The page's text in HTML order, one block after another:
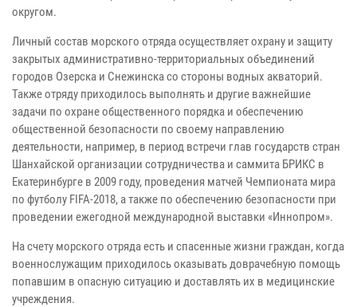
округом.
Личный состав морского отряда осуществляет охрану и защиту
закрытых административно-территориальных объединений
городов Озерска и Снежинска со стороны водных акваторий.
Также отряду приходилось выполнять и другие важнейшие
задачи по охране общественного порядка и обеспечению
общественной безопасности по своему направлению
деятельности, например, в период встречи глав государств стран
Шанхайской организации сотрудничества и саммита БРИКС в
Екатеринбурге в 2009 году, проведения матчей Чемпионата мира
по футболу FIFA-2018, а также по обеспечению безопасности при
проведении ежегодной международной выставки «Иннопром».
На счету морского отряда есть и спасенные жизни граждан, когда
военнослужащим приходилось оказывать доврачебную помощь
попавшим в опасную ситуацию и доставлять их в медицинские
учреждения.